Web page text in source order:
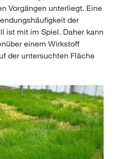
Vorgängen unterliegt. Eine
der
ist mit im Spiel. Daher kann
einem Wirkstoff
der untersuchten Fläche